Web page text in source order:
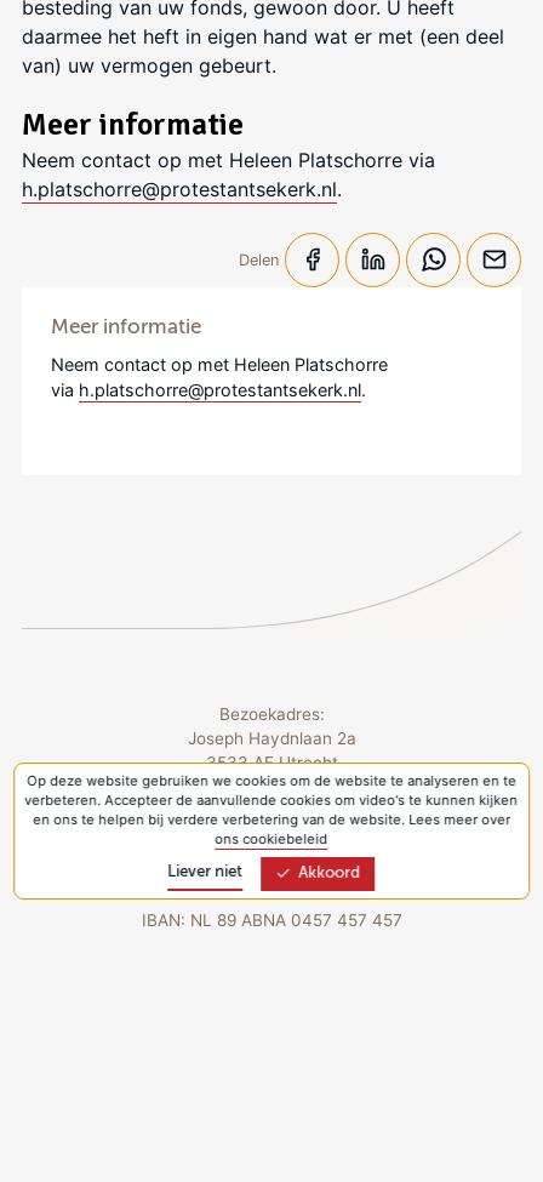
Op deze website gebruiken we cookies om de website te analyseren en te
verbeteren. Accepteer de aanvullende cookies om video's te kunnen kijken
en ons te helpen bij verdere verbetering van de website. Lees meer over
ons cookiebeleid
Liever niet Akkoord
besteding van uw fonds, gewoon door. U heeft
daarmee het heft in eigen hand wat er met (een deel
van) uw vermogen gebeurt.
Meer informatie
Neem contact op met Heleen Platschorre via
h.platschorre@protestantsekerk.nl.
Delen
Meer informatie
Neem contact op met Heleen Platschorre
via h.platschorre@protestantsekerk.nl.
Bezoekadres:
Joseph Haydnlaan 2a
3533 AE Utrecht
Privacyverklaring & Cookies
Volg Kerk in Actie
IBAN: NL 89 ABNA 0457 457 457